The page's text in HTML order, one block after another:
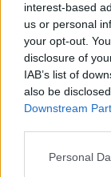
interest-based
us or personal
your opt-out.
disclosure of
IAB’s list of
also be
Downstream
Please note
Personal